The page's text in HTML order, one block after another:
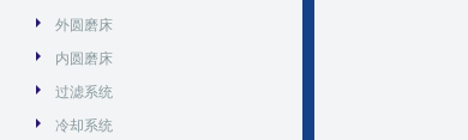
外圆磨床
内圆磨床
过滤系统
冷却系统